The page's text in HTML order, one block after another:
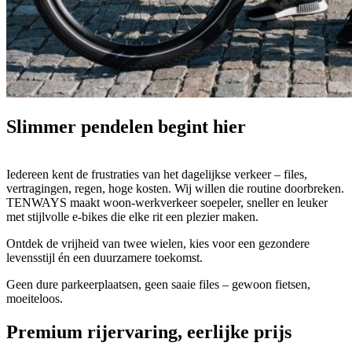
Slimmer pendelen begint hier
Iedereen kent de frustraties van het dagelijkse verkeer – files,
vertragingen, regen, hoge kosten. Wij willen die routine doorbreken.
TENWAYS maakt woon-werkverkeer soepeler, sneller en leuker
met stijlvolle e-bikes die elke rit een plezier maken.
Ontdek de vrijheid van twee wielen, kies voor een gezondere
levensstijl én een duurzamere toekomst.
Geen dure parkeerplaatsen, geen saaie files – gewoon fietsen,
moeiteloos.
Premium rijervaring, eerlijke prijs